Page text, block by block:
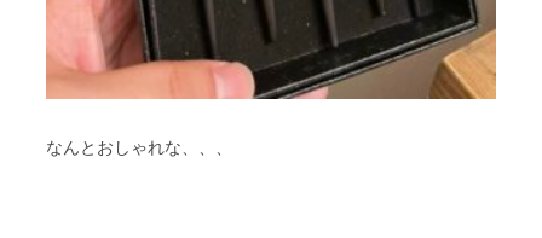
なんとおしゃれな、、、